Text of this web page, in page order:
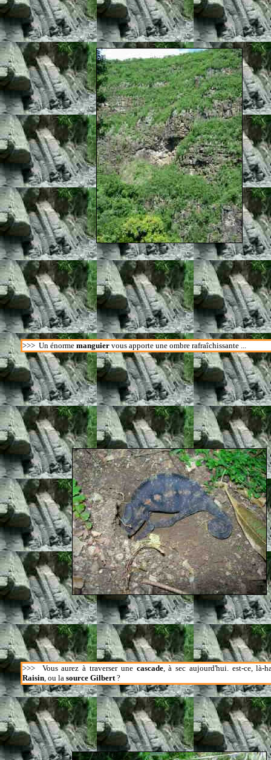
>>> Un énorme manguier vous apporte une ombre rafraîchissante ...
>>> Vous aurez à traverser une cascade, à sec aujourd'hui. est-ce, là-
Raisin, ou la source Gilbert?